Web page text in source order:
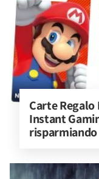
Carte
Instant
risparmiando